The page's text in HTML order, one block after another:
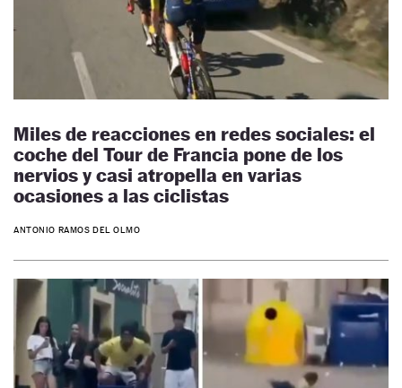
Miles de reacciones en redes sociales: el
coche del Tour de Francia pone de los
nervios y casi atropella en varias
ocasiones a las ciclistas
ANTONIO RAMOS DEL OLMO